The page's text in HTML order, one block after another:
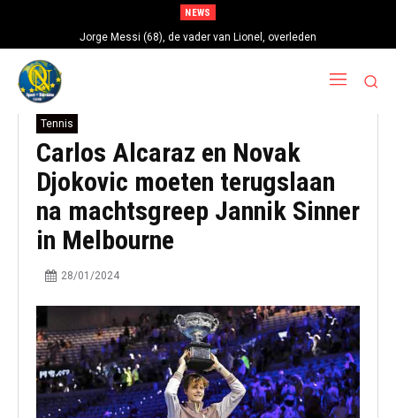
NEWS
Jorge Messi (68), de vader van Lionel, overleden
Tennis
Carlos Alcaraz en Novak
Djokovic moeten terugslaan
na machtsgreep Jannik Sinner
in Melbourne
28/01/2024